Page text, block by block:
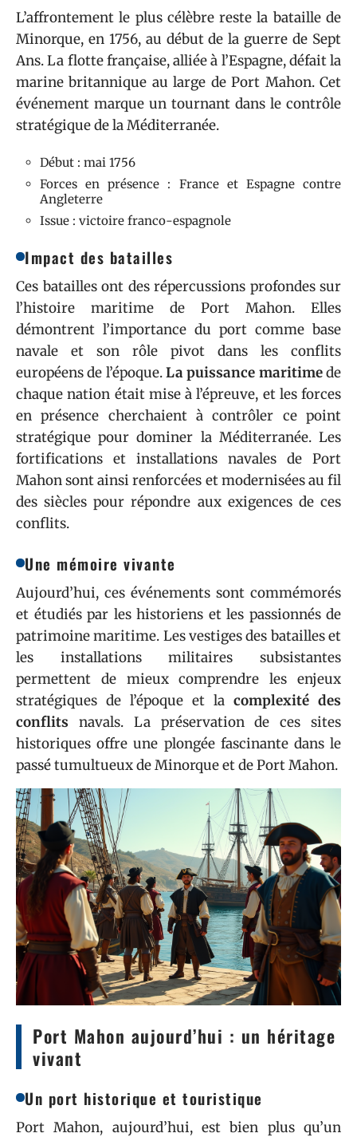
L’affrontement le plus célèbre reste la bataille de
Minorque, en 1756, au début de la guerre de Sept
Ans. La flotte française, alliée à l’Espagne, défait la
marine britannique au large de Port Mahon. Cet
événement marque un tournant dans le contrôle
stratégique de la Méditerranée.
Début : mai 1756
Forces en présence : France et Espagne contre
Angleterre
Issue : victoire franco-espagnole
Impact des batailles
Ces batailles ont des répercussions profondes sur
l’histoire maritime de Port Mahon. Elles
démontrent l’importance du port comme base
navale et son rôle pivot dans les conflits
européens de l’époque.La puissance maritimede
chaque nation était mise à l’épreuve, et les forces
en présence cherchaient à contrôler ce point
stratégique pour dominer la Méditerranée. Les
fortifications et installations navales de Port
Mahon sont ainsi renforcées et modernisées au fil
des siècles pour répondre aux exigences de ces
conflits.
Une mémoire vivante
Aujourd’hui, ces événements sont commémorés
et étudiés par les historiens et les passionnés de
patrimoine maritime. Les vestiges des batailles et
les installations militaires subsistantes
permettent de mieux comprendre les enjeux
stratégiques de l’époque et la complexité des
conflits navals. La préservation de ces sites
historiques offre une plongée fascinante dans le
passé tumultueux de Minorque et de Port Mahon.
Port Mahon aujourd’hui : un héritage
vivant
Un port historique et touristique
Port Mahon, aujourd’hui, est bien plus qu’un